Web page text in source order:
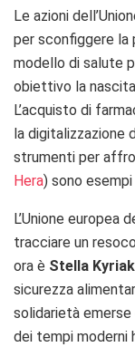
Le azioni
per sconfiggere la
modello di salute
obiettivo la nascita
L’acquisto di
la digitalizzazione
strumenti per
Hera) sono
L’Unione
tracciare un
ora è Stella
sicurezza
solidarietà
dei tempi moderni